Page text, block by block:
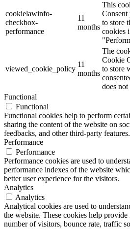
cookielawinfo-
checkbox-
performance
11
months
This
Consent
to store
cookies
viewed_cookie_policy
11
months
The
Cookie
to store
does not
Functional
Functional
Functional cookies help to perform
sharing the content of the website on
feedbacks, and other third-party features.
Performance
Performance
Performance cookies are used to
performance indexes of the website
better user experience for the visitors.
Analytics
Analytics
Analytical cookies are used to
the website. These cookies help
number of visitors, bounce rate, traffic